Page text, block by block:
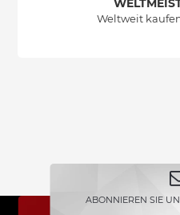
Weltweit
ABONNIEREN SIE